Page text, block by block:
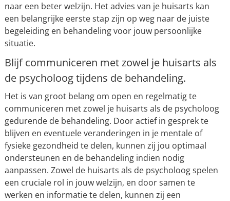
naar een beter welzijn. Het advies van je huisarts kan
een belangrijke eerste stap zijn op weg naar de juiste
begeleiding en behandeling voor jouw persoonlijke
situatie.
Blijf communiceren met zowel je huisarts als
de psycholoog tijdens de behandeling.
Het is van groot belang om open en regelmatig te
communiceren met zowel je huisarts als de psycholoog
gedurende de behandeling. Door actief in gesprek te
blijven en eventuele veranderingen in je mentale of
fysieke gezondheid te delen, kunnen zij jou optimaal
ondersteunen en de behandeling indien nodig
aanpassen. Zowel de huisarts als de psycholoog spelen
een cruciale rol in jouw welzijn, en door samen te
werken en informatie te delen, kunnen zij een